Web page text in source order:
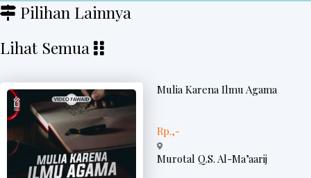
Pilihan Lainnya
Lihat Semua
Mulia Karena Ilmu Agama
Rp.,-
Murotal Q.S. Al-Ma’aarij